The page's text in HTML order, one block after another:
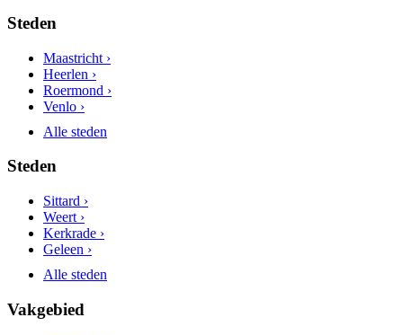
Steden
Maastricht ›
Heerlen ›
Roermond ›
Venlo ›
Alle steden
Steden
Sittard ›
Weert ›
Kerkrade ›
Geleen ›
Alle steden
Vakgebied